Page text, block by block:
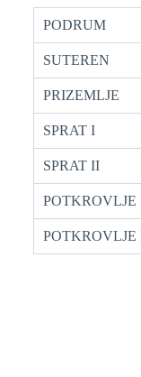
PODRUM
SUTEREN
PRIZEMLJE
SPRAT I
SPRAT II
POTKROVLJE
POTKROVLJE